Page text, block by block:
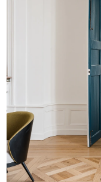
Vous avez un projet
Sollicitez l'expertise et
Cousinard
architecte
d'
optimiser le
meilleurs choix.